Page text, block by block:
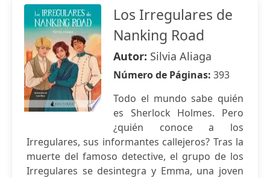
Los Irregulares de
Nanking Road
Autor: Silvia Aliaga
Número de Páginas: 393
Todo el mundo sabe quién
es Sherlock Holmes. Pero
¿quién conoce a los
Irregulares, sus informantes callejeros? Tras la
muerte del famoso detective, el grupo de los
Irregulares se desintegra y Emma, una joven